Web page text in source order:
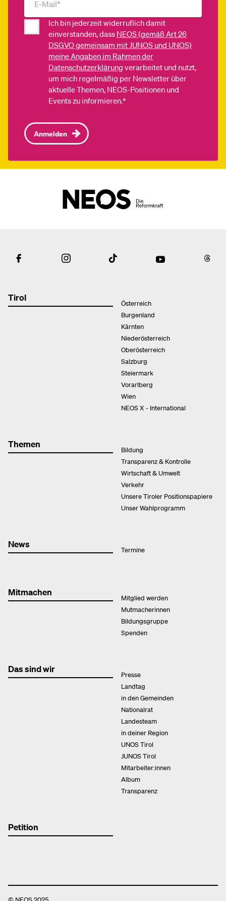
Ich bin jederzeit widerruflich damit
einverstanden, dass NEOS (gemäß Art 26
DSGVO gemeinsam mit JUNOS und UNOS)
meine Angaben im Rahmen der
Datenschutzerklärung verarbeitet und nutzt,
um mich regelmäßig per Newsletter über
aktuelle Themen, NEOS-Positionen und
Events zu informieren.*
Anmelden
Tirol
Österreich
Burgenland
Kärnten
Niederösterreich
Oberösterreich
Salzburg
Steiermark
Vorarlberg
Wien
NEOS X - International
Themen
Bildung
Transparenz & Kontrolle
Wirtschaft & Umwelt
Verkehr
Unsere Tiroler Positionspapiere
Unser Wahlprogramm
News
Termine
Mitmachen
Mitglied werden
Mutmacherinnen
Bildungsgruppe
Spenden
Das sind wir
Presse
Landtag
in den Gemeinden
Nationalrat
Landesteam
in deiner Region
UNOS Tirol
JUNOS Tirol
Mitarbeiter:innen
Album
Transparenz
Petition
© NEOS 2025